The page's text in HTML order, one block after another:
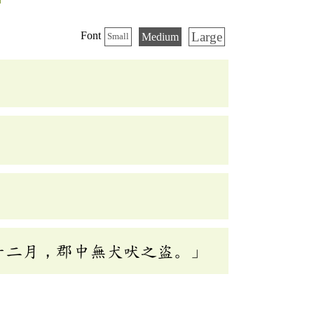
Font Small Medium Large
月，郡中無犬吠之盜。」